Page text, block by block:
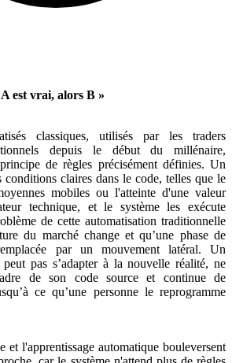
est vrai, alors B »
classiques, utilisés par les traders
depuis le début du millénaire,
de règles précisément définies. Un
conditions claires dans le code, telles que le
mobiles ou l'atteinte d'une valeur
technique, et le système les exécute
de cette automatisation traditionnelle
du marché change et qu’une phase de
par un mouvement latéral. Un
pas s’adapter à la nouvelle réalité, ne
de son code source et continue de
ce qu’une personne le reprogramme
l'apprentissage automatique bouleversent